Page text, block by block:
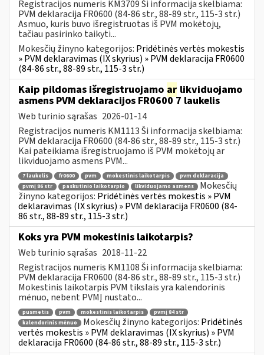
Registracijos numeris KM3709 Ši informacija skelbiama:
PVM deklaracija FR0600 (84-86 str., 88-89 str., 115-3 str.)
Asmuo, kuris buvo išregistruotas iš PVM mokėtojų,
tačiau pasirinko taikyti...
Mokesčių žinyno kategorijos: Pridėtinės vertės mokestis
» PVM deklaravimas (IX skyrius) » PVM deklaracija FR0600
(84-86 str., 88-89 str., 115-3 str.)
Kaip pildomas išregistruojamo ar likviduojamo
asmens PVM deklaracijos FR0600 7 laukelis
Web turinio sąrašas 2026-01-14
Registracijos numeris KM1113 Ši informacija skelbiama:
PVM deklaracija FR0600 (84-86 str., 88-89 str., 115-3 str.)
Kai pateikiama išregistruojamo iš PVM mokėtojų ar
likviduojamo asmens PVM...
7 laukelis fr0600 pvm mokestinis laikotarpis
pvm deklaracija
pvmį 86 str
paskutinio laikotarpio likviduojamo asmens
Mokesčių
žinyno kategorijos: Pridėtinės vertės mokestis » PVM
deklaravimas (IX skyrius) » PVM deklaracija FR0600 (84-
86 str., 88-89 str., 115-3 str.)
Koks yra PVM mokestinis laikotarpis?
Web turinio sąrašas 2018-11-22
Registracijos numeris KM1108 Ši informacija skelbiama:
PVM deklaracija FR0600 (84-86 str., 88-89 str., 115-3 str.)
Mokestinis laikotarpis PVM tikslais yra kalendorinis
mėnuo, nebent PVMĮ nustato...
pusmetis pvm mokestinis laikotarpis
pvmį 84 str
kalendorinis mėnuo
Mokesčių žinyno kategorijos: Pridėtinės
vertės mokestis » PVM deklaravimas (IX skyrius) » PVM
deklaracija FR0600 (84-86 str., 88-89 str., 115-3 str.)